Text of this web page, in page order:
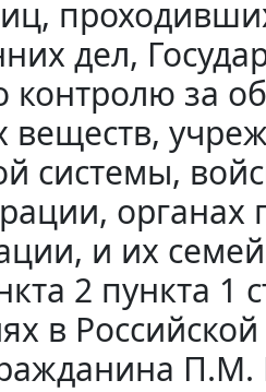
дел,
контролю за
веществ,
системы,
и их
2 пункта 1
в
П.М.